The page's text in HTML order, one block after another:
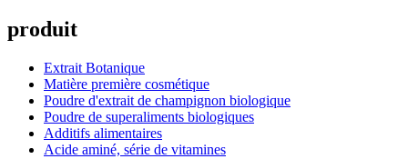
produit
Extrait Botanique
Matière première cosmétique
Poudre d'extrait de champignon biologique
Poudre de superaliments biologiques
Additifs alimentaires
Acide aminé, série de vitamines